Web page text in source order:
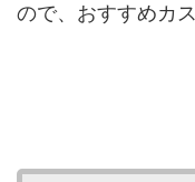
ので、おすすめカ